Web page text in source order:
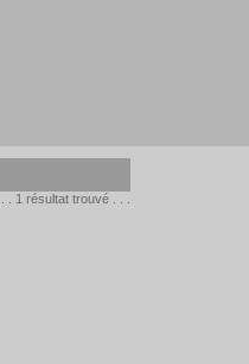
. . . 1 résultat trouvé . . .